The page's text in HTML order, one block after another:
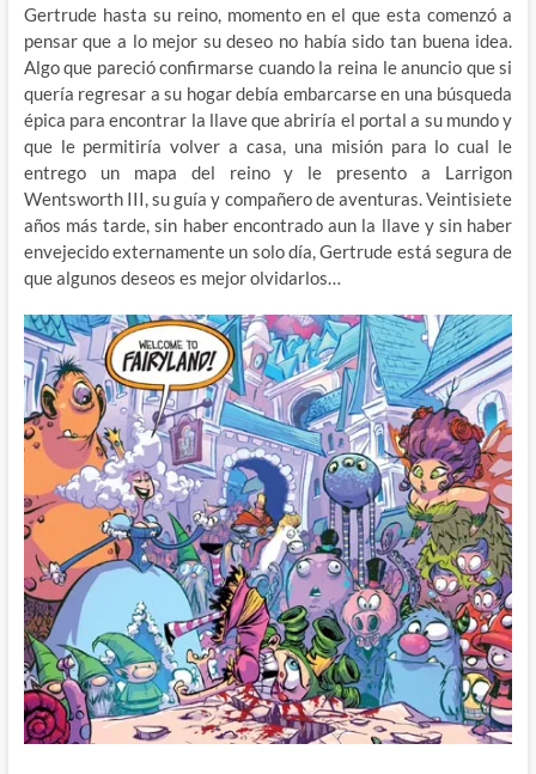
Gertrude hasta su reino, momento en el que esta comenzó a
pensar que a lo mejor su deseo no había sido tan buena idea.
Algo que pareció confirmarse cuando la reina le anuncio que si
quería regresar a su hogar debía embarcarse en una búsqueda
épica para encontrar la llave que abriría el portal a su mundo y
que le permitiría volver a casa, una misión para lo cual le
entrego un mapa del reino y le presento a Larrigon
Wentsworth III, su guía y compañero de aventuras. Veintisiete
años más tarde, sin haber encontrado aun la llave y sin haber
envejecido externamente un solo día, Gertrude está segura de
que algunos deseos es mejor olvidarlos…